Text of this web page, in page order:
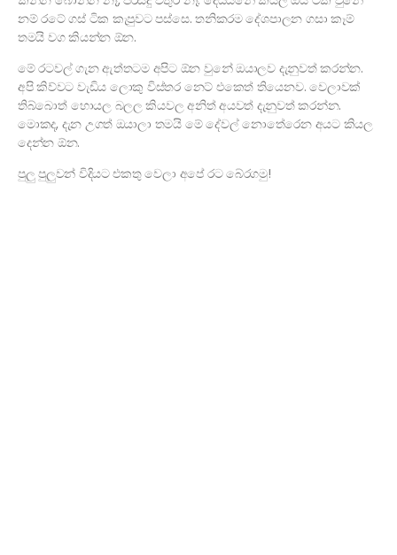
නම් රටේ ගස් ටික කැපුවට පස්සෙ. තනිකරම දේශපාලන ගසා කෑම්
තමයි වග කියන්න ඕන.
මේ රටවල් ගැන ඇත්තටම අපිට ඕන වුනේ ඔයාලව දැනුවත් කරන්න.
අපි කිව්වට වැඩිය ලොකු විස්තර නෙට් එකෙත් තියෙනව. වෙලාවක්
තිබ්බොත් හොයල බලල කියවල අනිත් අයවත් දැනුවත් කරන්න.
මොකද, දැන උගත් ඔයාලා තමයි මේ දේවල් නොතේරෙන අයට කියල
දෙන්න ඕන.
පුලු පුලුවන් විදියට එකතු වෙලා අපේ රට බේරගමු!